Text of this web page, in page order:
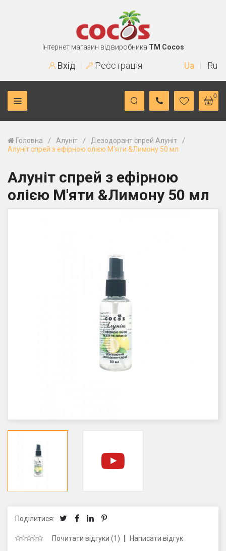
Інтернет магазин від виробника TM Cocos
Вхід Реєстрація Ua Ru
0
Головна / Алуніт / Дезодорант спрей Алуніт /
Алуніт спрей з ефірною олією М'яти &Лимону 50 мл
Алуніт спрей з ефірною
олією М'яти &Лимону 50 мл
Поділитися:
Почитати відгуки (1) Написати відгук